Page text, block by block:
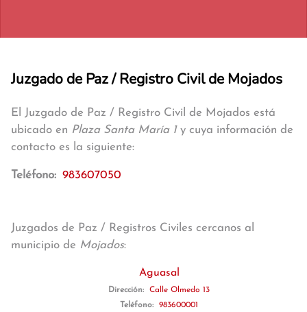
Juzgado de Paz / Registro Civil de Mojados
El Juzgado de Paz / Registro Civil de Mojados está
ubicado en Plaza Santa María 1y cuya información de
contacto es la siguiente:
Teléfono: 983607050
Juzgados de Paz / Registros Civiles cercanos al
municipio de Mojados:
Aguasal
Dirección:
Calle Olmedo 13
Teléfono:
983600001